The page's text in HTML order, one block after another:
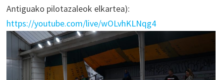
Antiguako pilotazaleok elkartea):
https://youtube.com/live/wOLvhKLNqg4